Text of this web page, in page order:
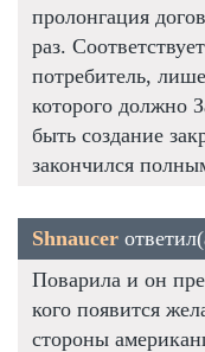
пролонгация
раз.
потребитель,
которого должно
быть создание
закончился
Shnaucer
Поварила и он
кого появится
стороны